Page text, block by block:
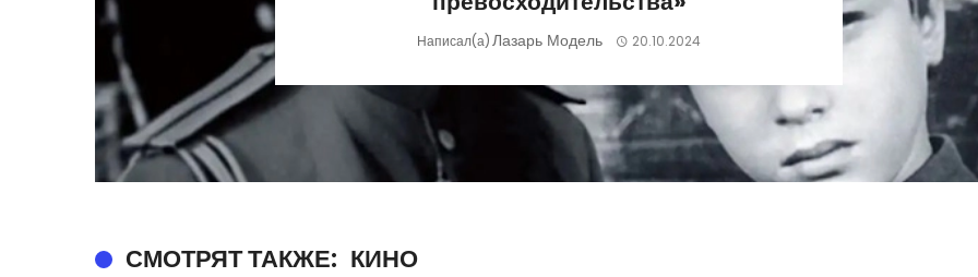
Написал(а)Лазарь Модель 20.10.2024
СМОТРЯТ ТАКЖЕ: КИНО